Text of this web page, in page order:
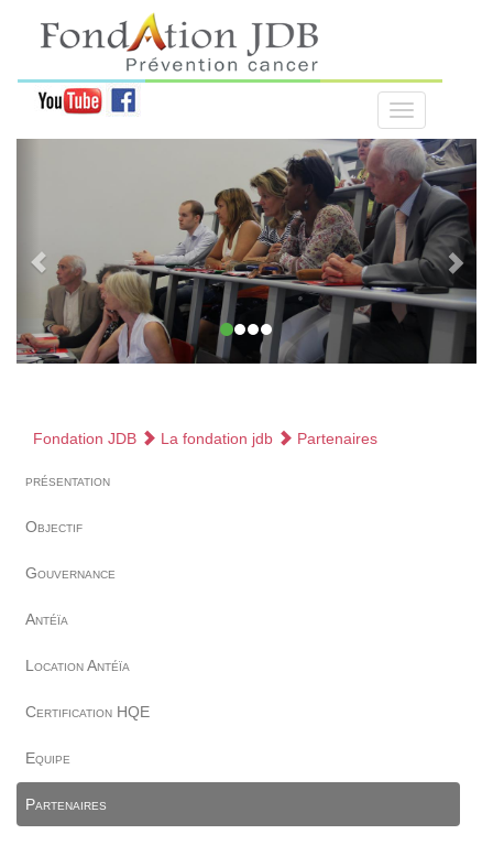
Fondation JDB La fondation jdb Partenaires
présentation
Objectif
Gouvernance
Antéïa
Location Antéïa
Certification HQE
Equipe
Partenaires